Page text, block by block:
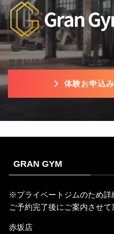
Instagram
YouTube
営業時間:9:00〜22:00
体験お申込
GRAN GYM
※プライベートジムのため詳
ご予約完了後にご案内させて
赤坂店